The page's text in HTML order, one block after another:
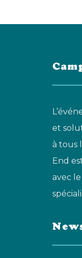
et
à tous
End
avec